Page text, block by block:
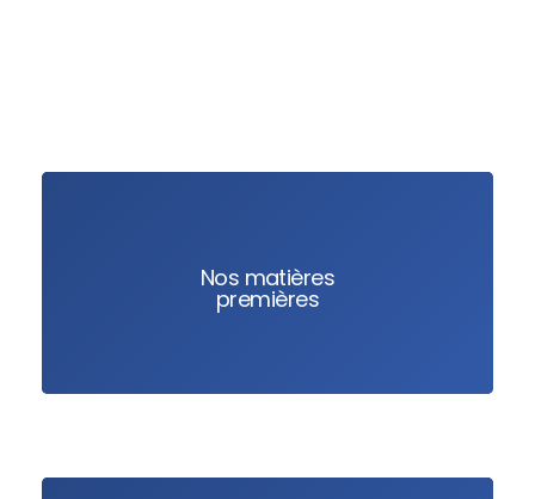
Nos matières
premières